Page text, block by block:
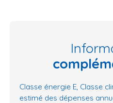
Classe énergie E, Classe
estimé des dépenses